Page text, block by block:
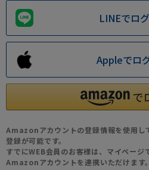
LINEでロ
Appleでロ
Amazonアカウントの登録情報を使用し
登録が可能です。
すでにWEB会員のお客様は、マイページ
Amazonアカウントを連携いただけます。